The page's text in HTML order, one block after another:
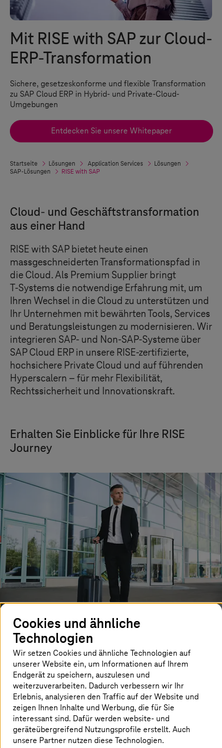
Mit RISE with SAP zur Cloud-
ERP-Transformation
Sichere, gesetzeskonforme und flexible Transformation
zu SAP Cloud ERP in Hybrid- und Private-Cloud-
Umgebungen
Entdecken Sie unsere Whitepaper
Startseite Lösungen Application Services
Lösungen
SAP-Lösungen
RISE with SAP
Cloud- und Geschäftstransformation
aus einer Hand
RISE with SAP bietet heute einen
massgeschneiderten Transformationspfad in
die Cloud. Als Premium Supplier bringt
T-Systems die notwendige Erfahrung mit, um
Ihren Wechsel in die Cloud zu unterstützen und
Ihr Unternehmen mit bewährten Tools, Services
und Beratungsleistungen zu modernisieren. Wir
integrieren SAP- und Non-SAP-Systeme über
SAP Cloud ERP in unsere RISE-zertifizierte,
hochsichere Private Cloud und auf führenden
Hyperscalern – für mehr Flexibilität,
Rechtssicherheit und Innovationskraft.
Erhalten Sie Einblicke für Ihre RISE
Journey
Whitepaper: Die RISE Journey
souverän gestalten
Private Cloud und Hyperscaler kombinieren: Wie Sie für
SAP-Daten und Workloads den passenden
Souveränitätsgrad finden.
Whitepaper jetzt herunterladen
Cookies und ähnliche
Technologien
Wir setzen Cookies und ähnliche Technologien auf
unserer Website ein, um Informationen auf Ihrem
Endgerät zu speichern, auszulesen und
weiterzuverarbeiten. Dadurch verbessern wir Ihr
Erlebnis, analysieren den Traffic auf der Website und
zeigen Ihnen Inhalte und Werbung, die für Sie
interessant sind. Dafür werden website- und
geräteübergreifend Nutzungsprofile erstellt. Auch
unsere Partner nutzen diese Technologien.